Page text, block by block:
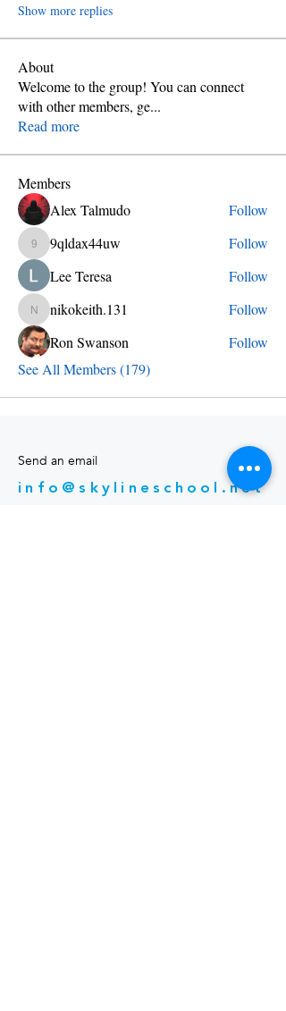
Show more replies
About
Welcome to the group! You can connect
with other members, ge...
Read more
Members
Alex Talmudo
Follow
9qldax44uw
9qldax44uw
Follow
Lee Teresa
Follow
nikokeith.131
nikokeith.131
Follow
Ron Swanson
Follow
See All Members (179)
Send an email
info@skylineschool.net